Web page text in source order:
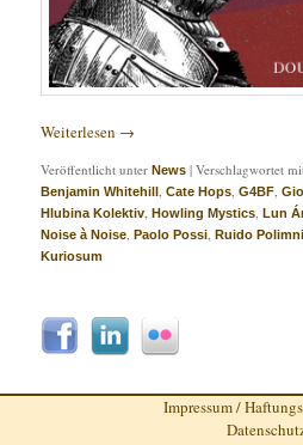
Weiterlesen →
Veröffentlicht unter News |Verschlagwortet
Benjamin Whitehill,Cate Hops,G4BF,
Hlubina Kolektiv,Howling Mystics,Lun
Noise à Noise,Paolo Possi,Ruido
Kuriosum
Impressum /